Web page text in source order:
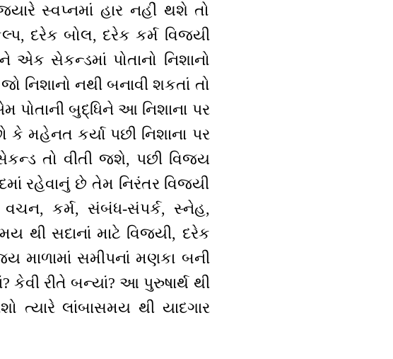
સ્વપ્નમાં હાર નહીં થશે તો
દરેક બોલ, દરેક કર્મ વિજયી
એક સેકન્ડમાં પોતાનો નિશાનો
નિશાનો નથી બનાવી શકતાં તો
પોતાની બુદ્ધિને આ નિશાના પર
મહેનત કર્યા પછી નિશાના પર
તો વીતી જશે, પછી વિજય
રહેવાનું છે તેમ નિરંતર વિજયી
કર્મ, સંબંધ-સંપર્ક, સ્નેહ,
થી સદાનાં માટે વિજયી, દરેક
માળામાં સમીપનાં મણકા બની
રીતે બન્યાં? આ પુરુષાર્થ થી
ત્યારે લાંબાસમય થી યાદગાર